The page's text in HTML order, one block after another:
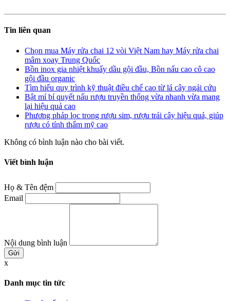
Tin liên quan
Chọn mua Máy rửa chai 12 vòi Việt Nam hay Máy rửa chai
mâm xoay Trung Quốc
Bồn inox gia nhiệt khuấy dầu gội đầu, Bồn nấu cao cô cao
gội đầu organic
Tìm hiểu quy trình kỹ thuật điều chế cao từ lá cây ngải cứu
Bật mí bí quyết nấu rượu truyền thống vừa nhanh vừa mang
lại hiệu quả cao
Phương pháp lọc trong rượu sim, rượu trái cây hiệu quả, giúp
rượu có tính thẩm mỹ cao
Không có bình luận nào cho bài viết.
Viết bình luận
Họ & Tên đệm
Email
Nội dung bình luận
x
Danh mục tin tức